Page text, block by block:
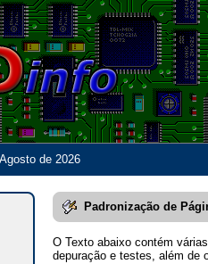
de 2026
Padronização de
O Texto abaixo contém
depuração e testes, além de